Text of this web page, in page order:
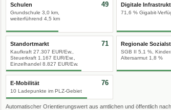
Schulen
Grundschule 3,0 km,
weiterführend 4,5 km
49 Digitale
71,6 % Gigabit-
Standortmarkt
Kaufkraft 27.307 EUR/Ew.,
Steuerkraft 1.167 EUR/Ew.,
Einzelhandel 8.827 EUR/Ew.
71 Regionale
SGB II 5,1 %,
Altersarmut 1,8 %
E-Mobilität
10 Ladepunkte im PLZ-Gebiet
76
Automatischer Orientierungswert aus amtlichen und öffentlich